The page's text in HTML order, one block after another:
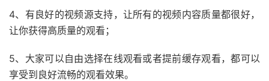
4、有良好的视频源支持，让所有的视频内容质量都很好，
让你获得高质量的观看；
5、大家可以自由选择在线观看或者提前缓存观看，都可以
享受到良好流畅的观看效果。